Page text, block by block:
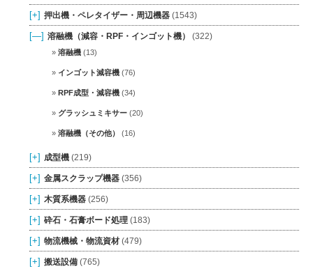
[+] 押出機・ペレタイザー・周辺機器 (1543)
[—] 溶融機（減容・RPF・インゴット機） (322)
溶融機 (13)
インゴット減容機 (76)
RPF成型・減容機 (34)
グラッシュミキサー (20)
溶融機（その他） (16)
[+] 成型機 (219)
[+] 金属スクラップ機器 (356)
[+] 木質系機器 (256)
[+] 砕石・石膏ボード処理 (183)
[+] 物流機械・物流資材 (479)
[+] 搬送設備 (765)